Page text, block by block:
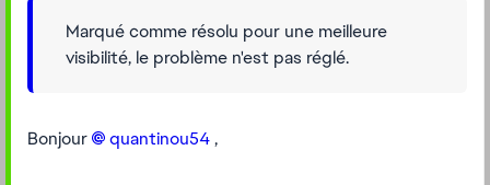
Marqué comme résolu pour une meilleure
visibilité, le problème n'est pas réglé.
Bonjour quantinou54​,